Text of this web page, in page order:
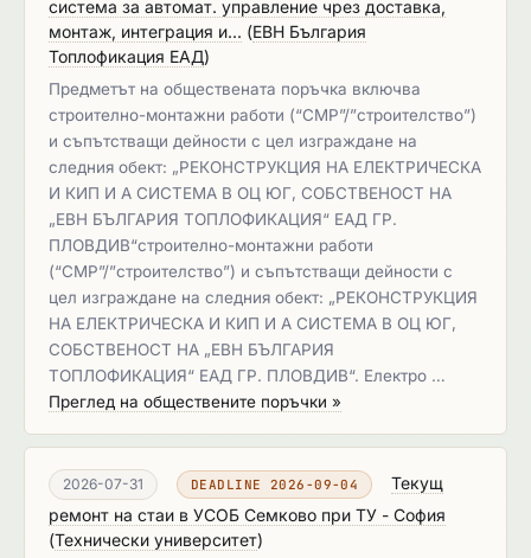
система за автомат. управление чрез доставка,
монтаж, интеграция и... (ЕВН България
Топлофикация ЕАД)
Предметът на обществената поръчка включва
строително-монтажни работи (“СМР”/”строителство”)
и съпътстващи дейности с цел изграждане на
следния обект: „РЕКОНСТРУКЦИЯ НА ЕЛЕКТРИЧЕСКА
И КИП И А СИСТЕМА В ОЦ ЮГ, СОБСТВЕНОСТ НА
„ЕВН БЪЛГАРИЯ ТОПЛОФИКАЦИЯ“ ЕАД ГР.
ПЛОВДИВ“строително-монтажни работи
(“СМР”/”строителство”) и съпътстващи дейности с
цел изграждане на следния обект: „РЕКОНСТРУКЦИЯ
НА ЕЛЕКТРИЧЕСКА И КИП И А СИСТЕМА В ОЦ ЮГ,
СОБСТВЕНОСТ НА „ЕВН БЪЛГАРИЯ
ТОПЛОФИКАЦИЯ“ ЕАД ГР. ПЛОВДИВ“. Електро …
Преглед на обществените поръчки »
2026-07-31 DEADLINE 2026-09-04
Текущ
ремонт на стаи в УСОБ Семково при ТУ - София
(Технически университет)